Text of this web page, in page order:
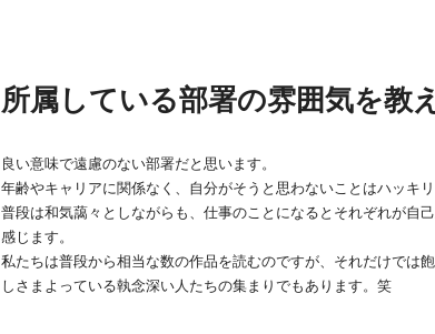
所属している部署の雰囲気を教
良い意味で遠慮のない部署だと思います。
年齢やキャリアに関係なく、自分がそうと思わないことはハッキ
普段は和気藹々としながらも、仕事のことになるとそれぞれが自
感じます。
私たちは普段から相当な数の作品を読むのですが、それだけでは
しさまよっている執念深い人たちの集まりでもあります。笑